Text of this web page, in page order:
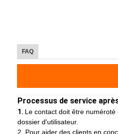
FAQ
Processus de service
1. Le contact doit être
dossier d'utilisateur.
2. Pour aider des clients en